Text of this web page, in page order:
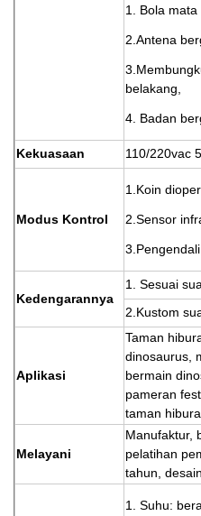
1. Bola
2.Antena
belakang,
4. Badan
Kekuasaan 110/220vac
Modus Kontrol
1.Koin
2.Sensor
Kedengarannya
1. Sesuai
2.Kustom
Aplikasi
Taman
dinosaurus,
bermain
pameran
taman
Melayani
Manufaktur,
pelatihan
tahun,
1. Suhu: